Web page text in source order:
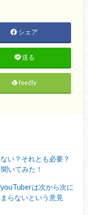
シェア
送る
feedly
い？それとも必要？
いてみた！
youTuberは次から次に
らないという意見